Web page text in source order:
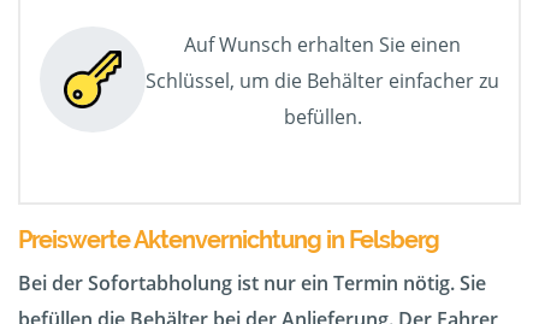
Auf Wunsch erhalten Sie einen
Schlüssel, um die Behälter einfacher zu
befüllen.
Preiswerte Aktenvernichtung in Felsberg
Bei der Sofortabholung ist nur ein Termin nötig. Sie